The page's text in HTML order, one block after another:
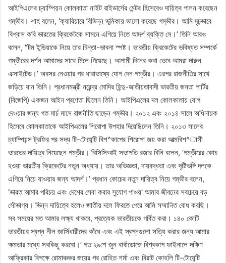
আইপিএলের চ্যাম্পিয়ন কোলকাতা নাইট রাইডার্সের মেন্টর হিসেবেও দায়িত্ব পালন করেছেন
গম্ভীর। শাহ বলেন, ‘ক্যারিয়ারে বিভিন্ন ভূমিকায় ভালো করেছে গম্ভীর। আমি দৃঢ়ভাবে
বিশ্বাস করি ভারতের ক্রিকেটকে সামনে এগিয়ে নিতে আদর্শ ব্যক্তি সে।’ তিনি আরও
বলেন, ‘টিম ইন্ডিয়াকে নিয়ে তার চিন্তা-ভাবনা স্পষ্ট। ভারতীয় ক্রিকেটের ভবিষ্যত সম্পর্কে
গম্ভীরের দর্শন আমাদের সাথে মিলে গিয়েছে। আগামী দিনের কথা ভেবে আমরা দারুন
এক্সাইটেড।’ অবসর নেওয়ার পর ধারাভাষ্যে যোগ দেন গম্ভীর। এরপর রাজনীতির সাথে
জড়িয়ে যান তিনি। প্রধানমন্ত্রী নরেন্দ্র মোদির হিন্দু-জাতীয়তাবাদী ভারতীয় জনতা পার্টির
(বিজেপি) একজন আইন প্রণেতা ছিলেন তিনি। আইপিএলের দল কোলকাতায় যোগ
দেওয়ার জন্য গত মার্চ মাসে রাজনীতি ছাড়েন গম্ভীর। ২০১২ এবং ২০১৪ সালে অধিনায়ক
হিসেবে কোলকাতাকে আইপিএলের শিরোপা উপহার দিয়েছিলেন তিনি। ২০১৩ সালের
চ্যাম্পিয়ন্স ট্রফির পর সদ্য টি-টোয়েন্টি বিশ^কাপের শিরোপা জয় করা আত্মবিশ^াসী
ভারতের দায়িত্ব নিয়েছেন গম্ভীর। বিসিসিআই সভাপতি রজার বিনি বলেন, ‘গম্ভীরের কোচ
হওয়া ভারতীয় ক্রিকেটের নতুন অধ্যায়। তার অভিজ্ঞতা, দায়বদ্ধতা এবং দৃষ্টিভঙ্গি দলকে
এগিয়ে নিয়ে যাওয়ার জন্য আদর্শ।’ প্রধান কোচের নতুন দায়িত্ব নিয়ে গম্ভীর বলেন,
‘ভারত আমার পরিচয় এবং দেশের সেবা করার সুযোগ পাওয়া আমার জীবনের সবচেয়ে বড়
সৌভাগ্য। ভিন্ন দায়িত্বে হলেও জাতীয় দলে ফিরতে পেরে আমি সম্মানিত বোধ করছি।
সব সময়ের মত আমার লক্ষ্য থাকবে, প্রত্যেক ভারতীয়কে গর্বিত করা। ১৪০ কোটি
ভারতীয়র স্বপ্ন নীল জার্সিধারীদের কাঁধে এবং এই স্বপ্নগুলো সত্যি করার জন্য আমার
ক্ষমতার মধ্যে সবকিছু করবো।’ গত ২৯শে জুন বার্বাডোজে বিশ্বকাপ ফাইনালে দক্ষিণ
আফ্রিকার বিপক্ষে রোমাঞ্চকর জয়ের পর রোহিত শর্মা এবং বিরাট কোহলি টি-টোয়েন্টি